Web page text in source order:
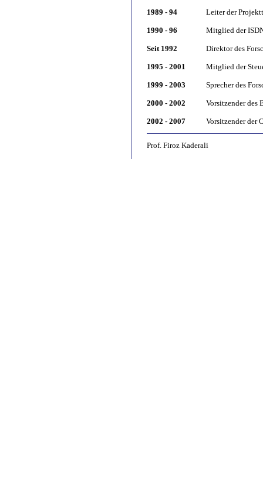
1989 - 94 Leiter der
1990 - 96 Mitglied der
Seit 1992 Direktor des
1995 - 2001 Mitglied der
1999 - 2003 Sprecher des
2000 - 2002 Vorsitzender des
2002 - 2007 Vorsitzender der
Prof. Firoz Kaderali